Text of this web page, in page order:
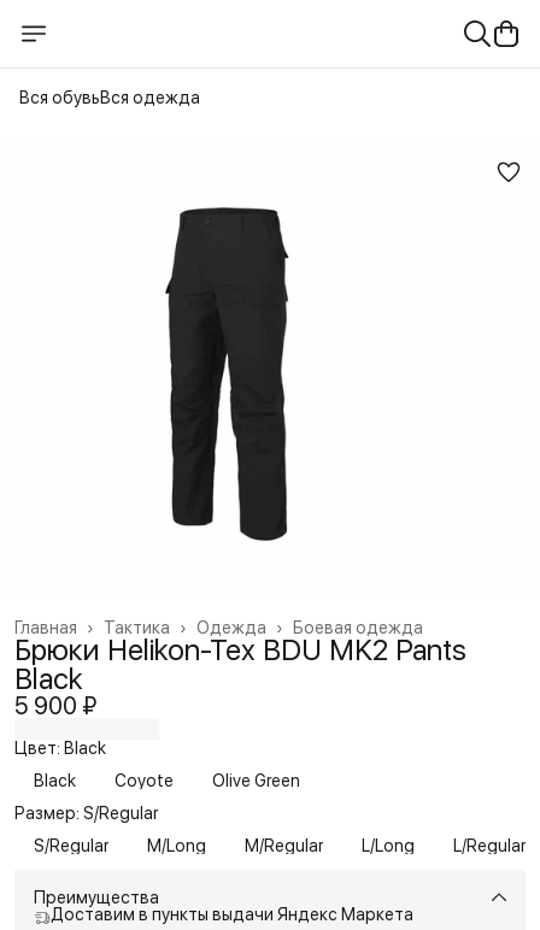
Вся обувьВся одежда
Боевая одежда
Одежда ›
Тактика ›
Главная ›
Брюки Helikon-Tex BDU MK2 Pants
Black
5 900 ₽
Цвет: Black
Black
Coyote
Olive Green
Размер: S/Regular
S/Regular
M/Long M/Regular L/Long L/Regular
Преимущества
Доставим в пункты выдачи Яндекс Маркета